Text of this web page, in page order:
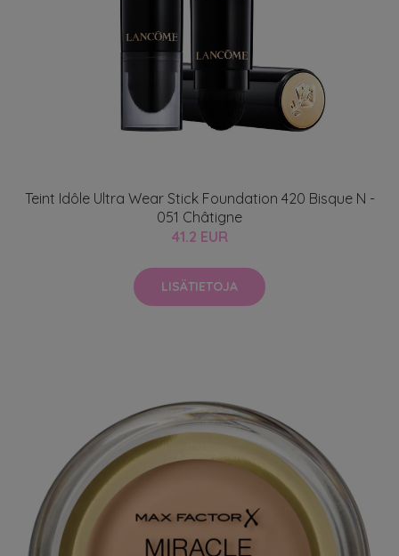
Teint Idôle Ultra Wear Stick Foundation 420 Bisque N -
051 Châtigne
41.2 EUR
LISÄTIETOJA